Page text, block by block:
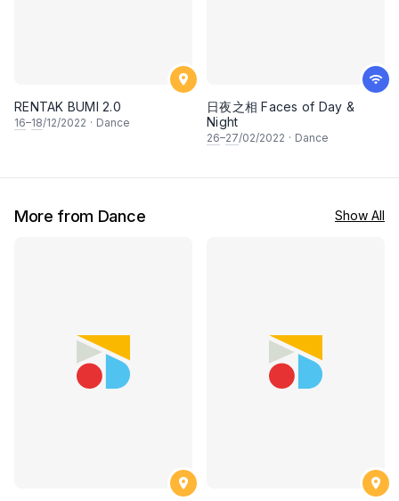
RENTAK BUMI 2.0
16–18/12/2022 · Dance
日夜之相 Faces of Day &
Night
26–27/02/2022 · Dance
More from Dance Show All